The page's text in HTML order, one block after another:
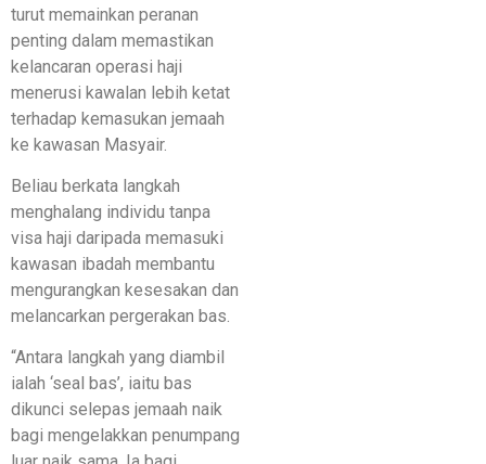
turut memainkan peranan
penting dalam memastikan
kelancaran operasi haji
menerusi kawalan lebih ketat
terhadap kemasukan jemaah
ke kawasan Masyair.
Beliau berkata langkah
menghalang individu tanpa
visa haji daripada memasuki
kawasan ibadah membantu
mengurangkan kesesakan dan
melancarkan pergerakan bas.
“Antara langkah yang diambil
ialah ‘seal bas’, iaitu bas
dikunci selepas jemaah naik
bagi mengelakkan penumpang